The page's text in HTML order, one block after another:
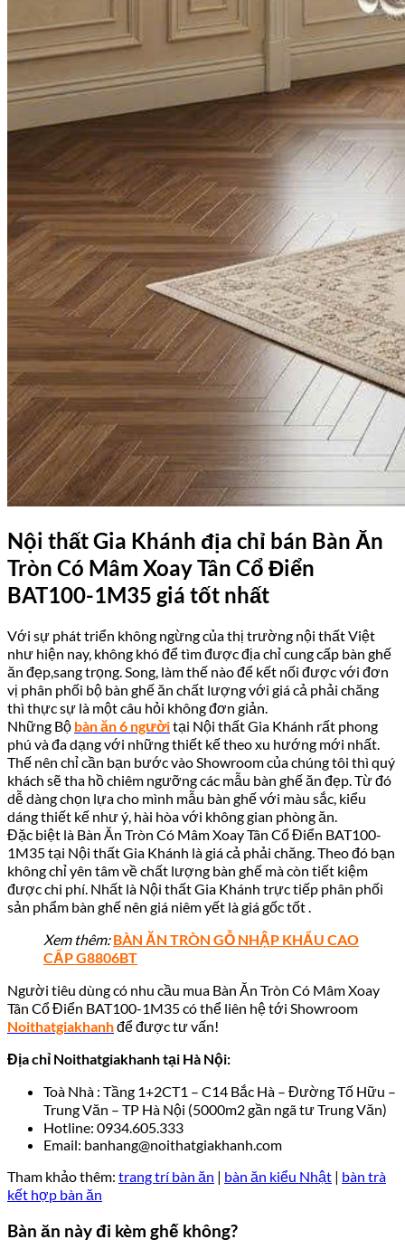
Nội thất Gia Khánh địa chỉ bán Bàn Ăn
Tròn Có Mâm Xoay Tân Cổ Điển
BAT100-1M35 giá tốt nhất
Với sự phát triển không ngừng của thị trường nội thất Việt
như hiện nay, không khó để tìm được địa chỉ cung cấp bàn ghế
ăn đẹp,sang trọng. Song, làm thế nào để kết nối được với đơn
vị phân phối bộ bàn ghế ăn chất lượng với giá cả phải chăng
thì thực sự là một câu hỏi không đơn giản.
Những Bộ bàn ăn 6 ngườitại Nội thất Gia Khánh rất phong
phú và đa dạng với những thiết kế theo xu hướng mới nhất.
Thế nên chỉ cần bạn bước vào Showroom của chúng tôi thì quý
khách sẽ tha hồ chiêm ngưỡng các mẫu bàn ghế ăn đẹp. Từ đó
dễ dàng chọn lựa cho mình mẫu bàn ghế với màu sắc, kiểu
dáng thiết kế như ý, hài hòa với không gian phòng ăn.
Đặc biệt là Bàn Ăn Tròn Có Mâm Xoay Tân Cổ Điển BAT100-
1M35 tại Nội thất Gia Khánh là giá cả phải chăng. Theo đó bạn
không chỉ yên tâm về chất lượng bàn ghế mà còn tiết kiệm
được chi phí. Nhất là Nội thất Gia Khánh trực tiếp phân phối
sản phẩm bàn ghế nên giá niêm yết là giá gốc tốt .
Xem thêm: BÀN ĂN TRÒN GỖ NHẬP KHẨU CAO
CẤP G8806BT
Người tiêu dùng có nhu cầu mua Bàn Ăn Tròn Có Mâm Xoay
Tân Cổ Điển BAT100-1M35 có thể liên hệ tới Showroom
Noithatgiakhanhđể được tư vấn!
Địa chỉ Noithatgiakhanh tại Hà Nội:
Toà Nhà : Tầng 1+2CT1 – C14 Bắc Hà – Đường Tố Hữu –
Trung Văn – TP Hà Nội (5000m2 gần ngã tư Trung Văn)
Hotline: 0934.605.333
Email: banhang@noithatgiakhanh.com
Tham khảo thêm: trang trí bàn ăn | bàn ăn kiểu Nhật | bàn trà
kết hợp bàn ăn
Bàn ăn này đi kèm ghế không?